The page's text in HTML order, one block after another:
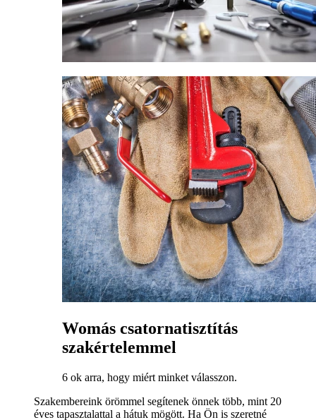
Womás csatornatisztítás
szakértelemmel
6 ok arra, hogy miért minket válasszon.
Szakembereink örömmel segítenek önnek több, mint 20
éves tapasztalattal a hátuk mögött. Ha Ön is szeretné